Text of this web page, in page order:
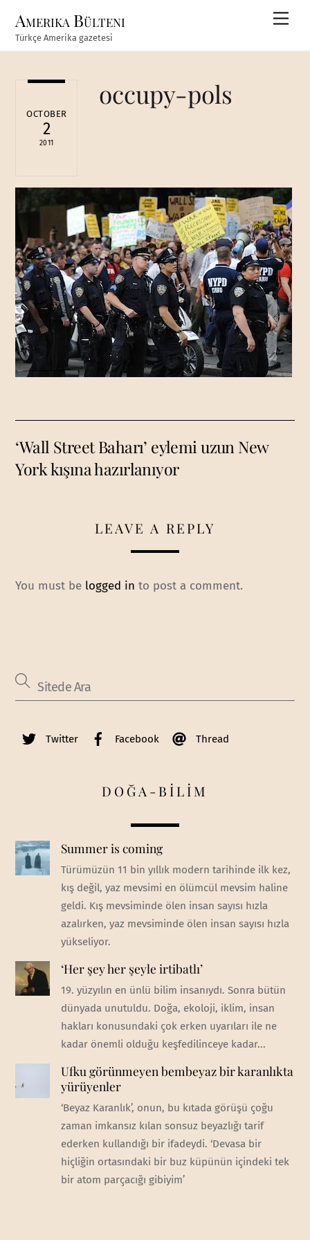
content
Amerika Bülteni
Türkçe Amerika gazetesi
OCTOBER
2
2011
occupy-pols
‘Wall Street Baharı’ eylemi uzun New
York kışına hazırlanıyor
LEAVE A REPLY
You must be logged in to post a comment.
Twitter Facebook Thread
DOĞA-BİLİM
Summer is coming
Türümüzün 11 bin yıllık modern tarihinde ilk kez,
kış değil, yaz mevsimi en ölümcül mevsim haline
geldi. Kış mevsiminde ölen insan sayısı hızla
azalırken, yaz mevsiminde ölen insan sayısı hızla
yükseliyor.
‘Her şey her şeyle irtibatlı’
19. yüzyılın en ünlü bilim insanıydı. Sonra bütün
dünyada unutuldu. Doğa, ekoloji, iklim, insan
hakları konusundaki çok erken uyarıları ile ne
kadar önemli olduğu keşfedilinceye kadar...
Ufku görünmeyen bembeyaz bir karanlıkta
yürüyenler
‘Beyaz Karanlık’, onun, bu kıtada görüşü çoğu
zaman imkansız kılan sonsuz beyazlığı tarif
ederken kullandığı bir ifadeydi. ‘Devasa bir
hiçliğin ortasındaki bir buz küpünün içindeki tek
bir atom parçacığı gibiyim’